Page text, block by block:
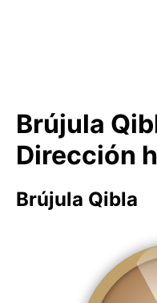
Brújula
Dirección
Brújula Qibla